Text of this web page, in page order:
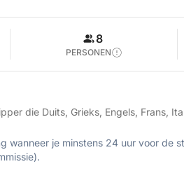
8
PERSONEN
die Duits, Grieks, Engels, Frans,
wanneer je minstens 24 uur voor de